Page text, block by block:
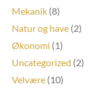
Mekanik (8)
Natur og have (2)
Økonomi (1)
Uncategorized (2)
Velvære (10)